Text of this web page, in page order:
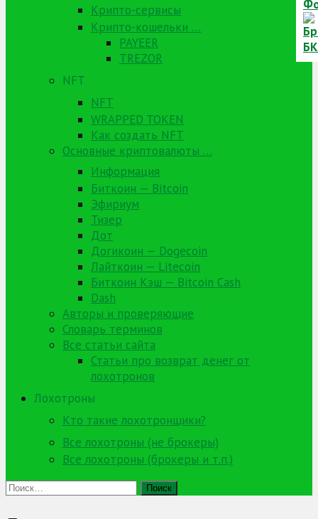
Крипто-сервисы
Крипто-кошельки …
PAYEER
TREZOR
NFT
NFT
WRAPPED TOKEN
Как создать NFT
Основные криптовалюты …
Информация
Биткоин — Bitcoin
Эфириум
Тизер
Дот
Догикоин — Dogecoin
Лайткоин — Litecoin
Биткоин Кэш — Bitcoin Cash
Dash
Авторы и проверяющие
Словарь терминов
Все статьи сайта
Статьи про возврат денег от
лохотронов
Лохотроны
Кто такие лохотронщики?
Все лохотроны (не брокеры)
Все лохотроны (брокеры и т.п.)
Найти: